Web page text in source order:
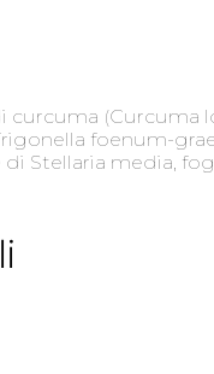
(Curcuma
foenum-
di Stellaria media,